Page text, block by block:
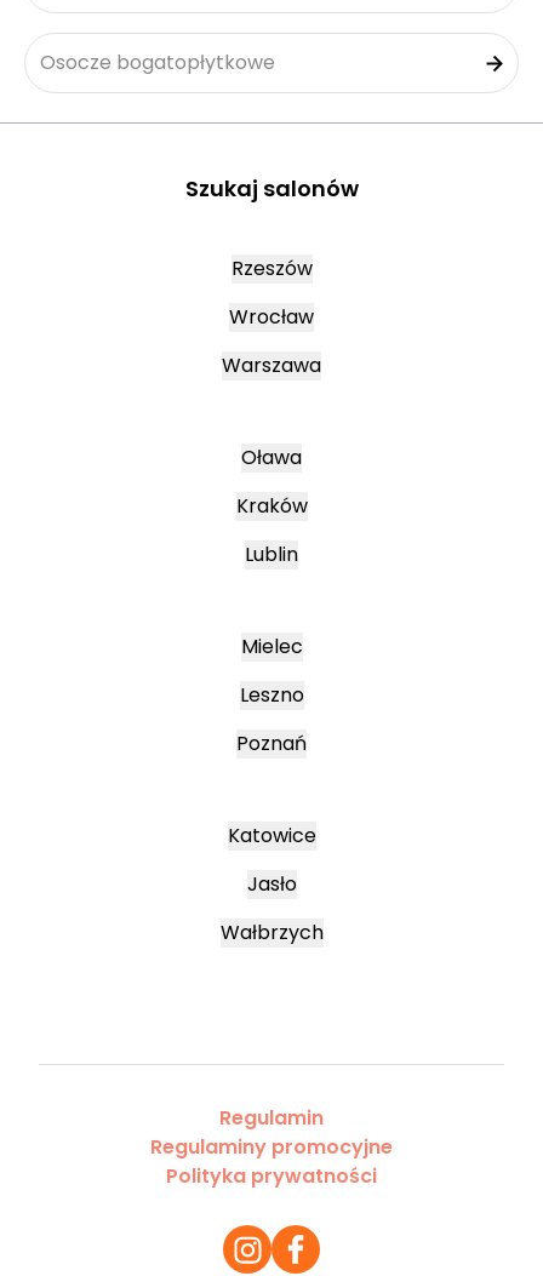
Osocze bogatopłytkowe
Szukaj salonów
Rzeszów
Wrocław
Warszawa
Oława
Kraków
Lublin
Mielec
Leszno
Poznań
Katowice
Jasło
Wałbrzych
Regulamin
Regulaminy promocyjne
Polityka prywatności